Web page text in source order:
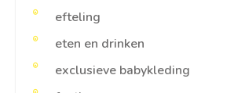
efteling
eten en drinken
exclusieve babykleding